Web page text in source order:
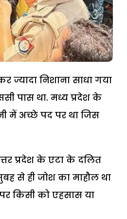
ज्यादा निशाना साधा गया
पास था. मध्य प्रदेश के
में अच्छे पद पर था जिस
प्रदेश के एटा के दलित
से ही जोश का माहौल था
किसी को एहसास या